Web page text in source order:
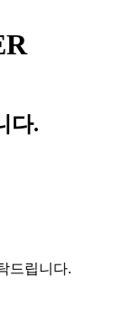
다.
드립니다.